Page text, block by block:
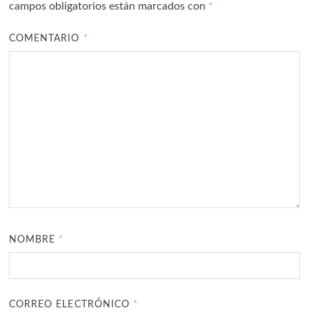
campos obligatorios están marcados con *
COMENTARIO *
NOMBRE *
CORREO ELECTRÓNICO *